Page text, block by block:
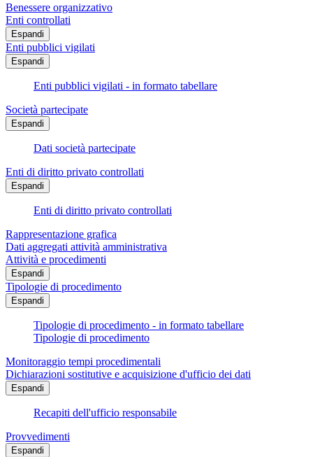
Benessere organizzativo
Enti controllati
Espandi
Enti pubblici vigilati
Espandi
Enti pubblici vigilati - in formato tabellare
Società partecipate
Espandi
Dati società partecipate
Enti di diritto privato controllati
Espandi
Enti di diritto privato controllati
Rappresentazione grafica
Dati aggregati attività amministrativa
Attività e procedimenti
Espandi
Tipologie di procedimento
Espandi
Tipologie di procedimento - in formato tabellare
Tipologie di procedimento
Monitoraggio tempi procedimentali
Dichiarazioni sostitutive e acquisizione d'ufficio dei dati
Espandi
Recapiti dell'ufficio responsabile
Provvedimenti
Espandi